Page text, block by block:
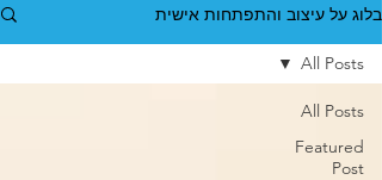
בלוג על עיצוב והתפתחות אישית
All Posts
Featured
Post
All Posts